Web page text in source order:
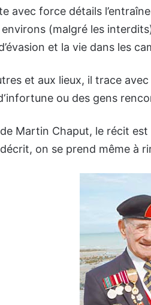
avec force détails
(malgré les
et la vie dans les
et aux lieux, il trace
ou des gens
Martin Chaput, le récit
on se prend même à